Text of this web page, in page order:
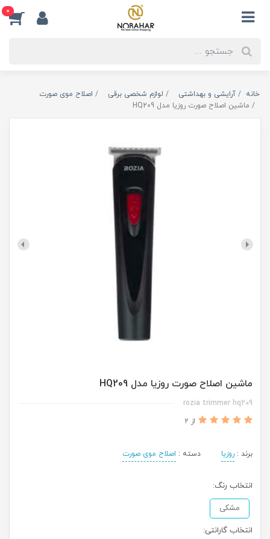
0
خانه آرایشی و بهداشتی لوازم شخصی برقی
اصلاح موی صورت
ماشین اصلاح صورت روزیا مدل HQ209
ماشین اصلاح صورت روزیا مدل HQ209
rozia trimmer hq209
از 2
برند : روزیا دسته : اصلاح موی صورت
انتخاب رنگ:
مشکی
انتخاب گارانتی: